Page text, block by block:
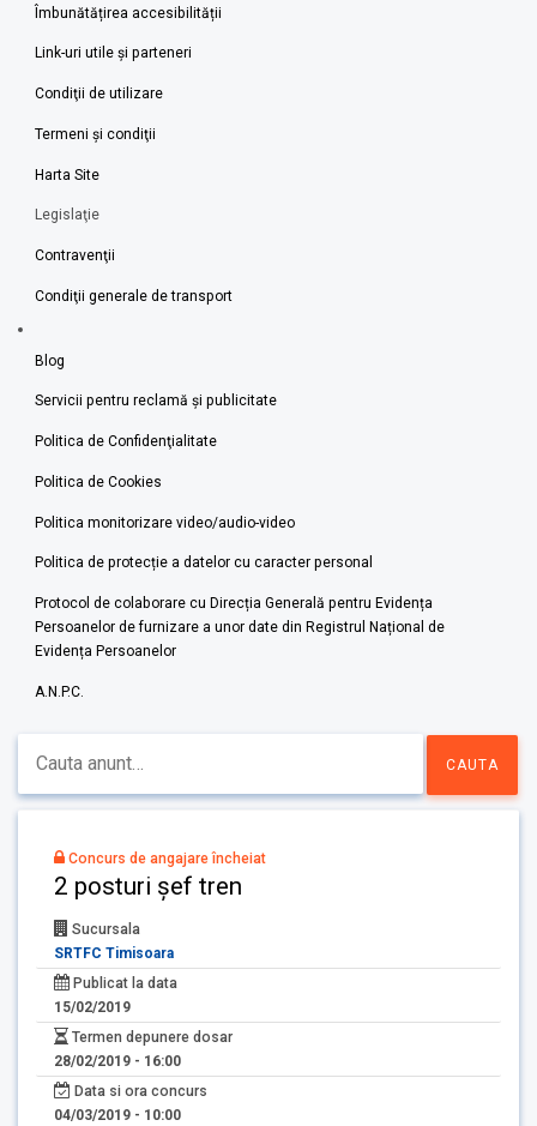
Îmbunătățirea accesibilității
Link-uri utile şi parteneri
Condiţii de utilizare
Termeni şi condiţii
Harta Site
Legislaţie
Contravenţii
Condiţii generale de transport
Blog
Servicii pentru reclamă și publicitate
Politica de Confidenţialitate
Politica de Cookies
Politica monitorizare video/audio-video
Politica de protecție a datelor cu caracter personal
Protocol de colaborare cu Direcția Generală pentru Evidența
Persoanelor de furnizare a unor date din Registrul Național de
Evidența Persoanelor
A.N.P.C.
Concurs de angajare încheiat
2 posturi șef tren
Sucursala
SRTFC Timisoara
Publicat la data
15/02/2019
Termen depunere dosar
28/02/2019 - 16:00
Data si ora concurs
04/03/2019 - 10:00